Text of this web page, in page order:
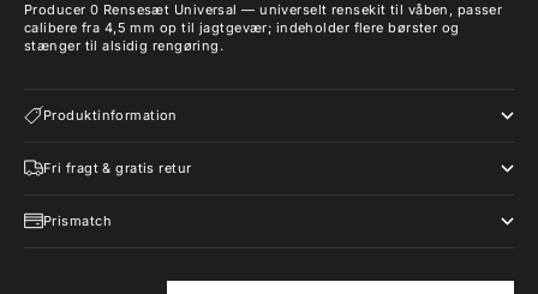
Producer 0 Rensesæt Universal — universelt rensekit til våben, passer
calibere fra 4,5 mm op til jagtgevær; indeholder flere børster og
stænger til alsidig rengøring.
Produktinformation
Fri fragt & gratis retur
Prismatch